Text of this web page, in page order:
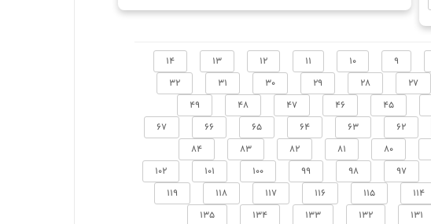
9
10
11
12
13
14
27
28
29
30
31
32
45
46
47
48
49
62
63
64
65
66
67
80
81
82
83
84
97
98
99
100
101
102
114
115
116
117
118
119
131
132
133
134
135